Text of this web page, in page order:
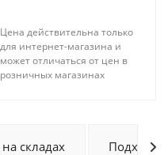
Цена действительна только
для интернет-магазина и
может отличаться от цен в
розничных магазинах
складах Подходит